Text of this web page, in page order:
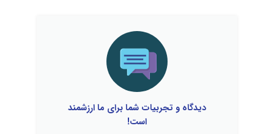
دیدگاه و تجربیات شما برای ما ارزشمند
است!